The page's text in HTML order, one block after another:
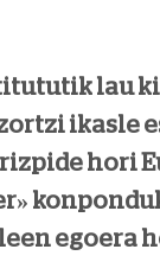
lau
ikasle
hori
egoera